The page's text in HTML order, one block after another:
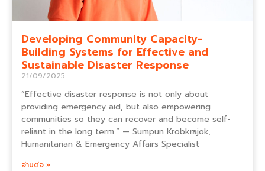
Developing Community Capacity-
Building Systems for Effective and
Sustainable Disaster Response
21/09/2025
“Effective disaster response is not only about
providing emergency aid, but also empowering
communities so they can recover and become self-
reliant in the long term.” — Sumpun Krobkrajok,
Humanitarian & Emergency Affairs Specialist
อ่านต่อ »